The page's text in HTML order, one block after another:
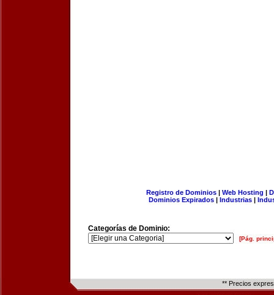
Registro de Dominios| Web Hosting |
Dominios Expirados | Industrias |
Categorías de Dominio:
[Pág.
** Precios